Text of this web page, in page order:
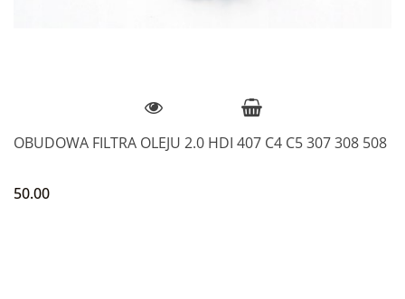
OBUDOWA FILTRA OLEJU 2.0 HDI 407 C4 C5 307 308 508
50.00